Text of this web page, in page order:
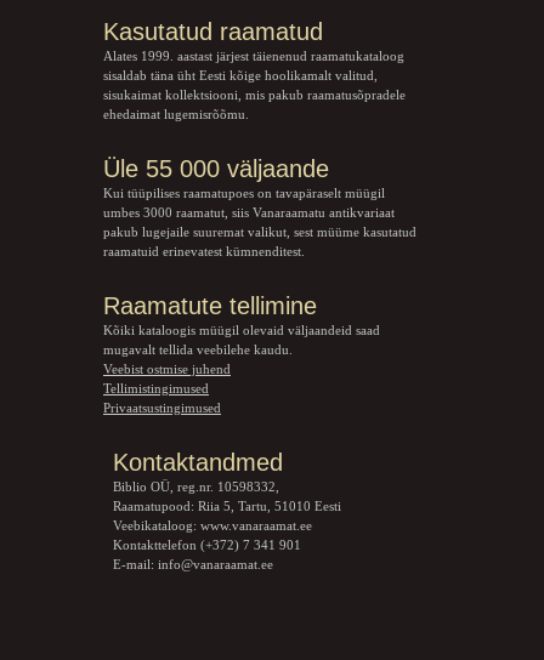
Kasutatud raamatud
Alates 1999. aastast järjest täienenud raamatukataloog
sisaldab täna üht Eesti kõige hoolikamalt valitud,
sisukaimat kollektsiooni, mis pakub raamatusõpradele
ehedaimat lugemisrõõmu.
Üle 55 000 väljaande
Kui tüüpilises raamatupoes on tavapäraselt müügil
umbes 3000 raamatut, siis Vanaraamatu antikvariaat
pakub lugejaile suuremat valikut, sest müüme kasutatud
raamatuid erinevatest kümnenditest.
Raamatute tellimine
Kõiki kataloogis müügil olevaid väljaandeid saad
mugavalt tellida veebilehe kaudu.
Veebist ostmise juhend
Tellimistingimused
Privaatsustingimused
Kontaktandmed
Biblio OÜ, reg.nr. 10598332,
Raamatupood: Riia 5, Tartu, 51010 Eesti
Veebikataloog: www.vanaraamat.ee
Kontakttelefon (+372) 7 341 901
E-mail: info@vanaraamat.ee